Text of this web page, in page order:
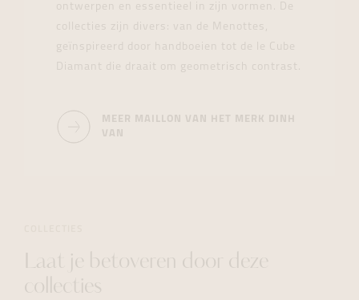
ontwerpen en essentieel in zijn vormen. De
collecties zijn divers: van de Menottes,
geïnspireerd door handboeien tot de le Cube
Diamant die draait om geometrisch contrast.
MEER MAILLON VAN HET MERK DINH
VAN
Laat je betoveren door deze
collecties